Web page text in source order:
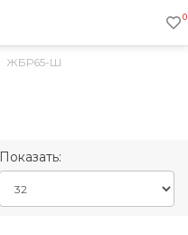
0
ЖБР65-Ш
Показать: